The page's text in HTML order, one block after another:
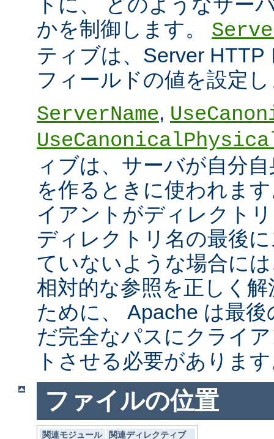
かを制御します。
ティブは、Server
フィールドの値を設定
ServerName,
ィブは、サーバが自分
を作るときに使われま
イアントがディレクト
ディレクトリ名の最後
ていないような場合に
相対的な参照を正しく
ために、 Apache は最
だ完全なパスにクライ
トさせる必要がありま
ファイルの位置
関連モジュール
関連ディレクティブ